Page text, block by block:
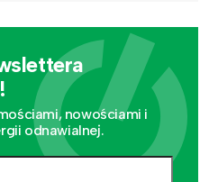
nowościami i
odnawialnej.